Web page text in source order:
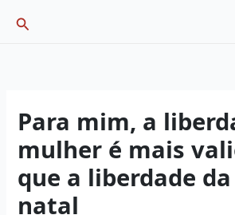
Search
Para mim, a
mulher é mais
que a liberdade
natal